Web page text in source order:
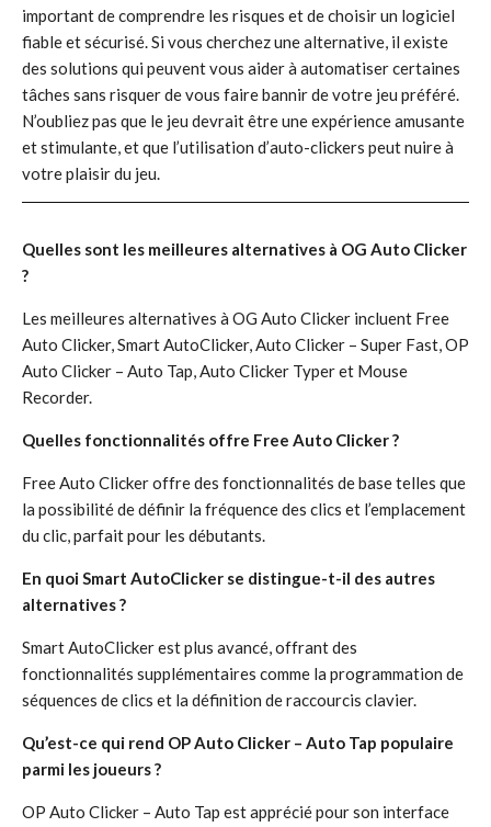
important de comprendre les risques et de choisir un logiciel
fiable et sécurisé. Si vous cherchez une alternative, il existe
des solutions qui peuvent vous aider à automatiser certaines
tâches sans risquer de vous faire bannir de votre jeu préféré.
N’oubliez pas que le jeu devrait être une expérience amusante
et stimulante, et que l’utilisation d’auto-clickers peut nuire à
votre plaisir du jeu.
Quelles sont les meilleures alternatives à OG Auto Clicker
?
Les meilleures alternatives à OG Auto Clicker incluent Free
Auto Clicker, Smart AutoClicker, Auto Clicker – Super Fast, OP
Auto Clicker – Auto Tap, Auto Clicker Typer et Mouse
Recorder.
Quelles fonctionnalités offre Free Auto Clicker ?
Free Auto Clicker offre des fonctionnalités de base telles que
la possibilité de définir la fréquence des clics et l’emplacement
du clic, parfait pour les débutants.
En quoi Smart AutoClicker se distingue-t-il des autres
alternatives ?
Smart AutoClicker est plus avancé, offrant des
fonctionnalités supplémentaires comme la programmation de
séquences de clics et la définition de raccourcis clavier.
Qu’est-ce qui rend OP Auto Clicker – Auto Tap populaire
parmi les joueurs ?
OP Auto Clicker – Auto Tap est apprécié pour son interface